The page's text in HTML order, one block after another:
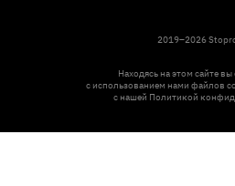
2019–2026
Находясь на этом сайте вы
с использованием нами файлов
с нашей Политикой